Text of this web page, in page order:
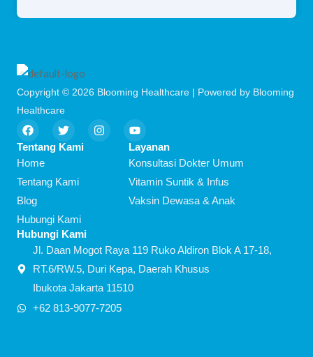
Copyright © 2026 Blooming Healthcare | Powered by Blooming
Healthcare
F
a
c
b
o
k
T
w
i
e
I
n
s
Y
o
u
t
u
b
Tentang Kami
Home
Tentang Kami
Blog
Hubungi Kami
Layanan
Konsultasi Dokter Umum
Vitamin Suntik & Infus
Vaksin Dewasa & Anak
Hubungi Kami
Jl. Daan Mogot Raya 119 Ruko Aldiron Blok A 17-18,
RT.6/RW.5, Duri Kepa, Daerah Khusus
Ibukota Jakarta 11510
+62 813-9077-7205